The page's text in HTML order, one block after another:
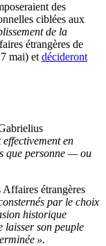
des
ciblées aux
de la
étrangères de
mai) et décideront
effectivement en
que personne — ou
étrangères
par le choix
historique
laisser son peuple
».